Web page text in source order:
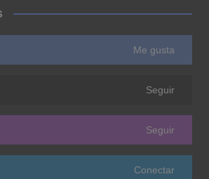
Me gusta
Seguir
Seguir
Conectar